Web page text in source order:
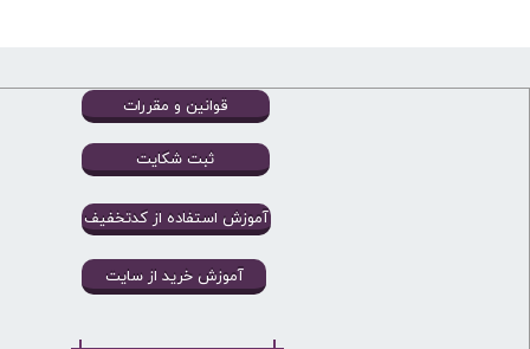
قوانین و مقررات
ثبت شکایت
آموزش خرید از سایت
آموزش استفاده از کدتخفیف